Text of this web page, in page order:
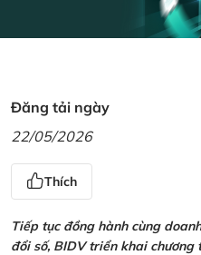
Đăng tải ngày
22/05/2026
Thích
Tiếp tục đồng hành cùng
đổi số, BIDV triển khai